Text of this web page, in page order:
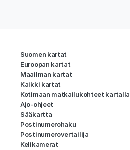
Suomen kartat
Euroopan kartat
Maailman kartat
Kaikki kartat
Kotimaan matkailukohteet kartalla
Ajo-ohjeet
Sääkartta
Postinumerohaku
Postinumerovertailija
Kelikamerat